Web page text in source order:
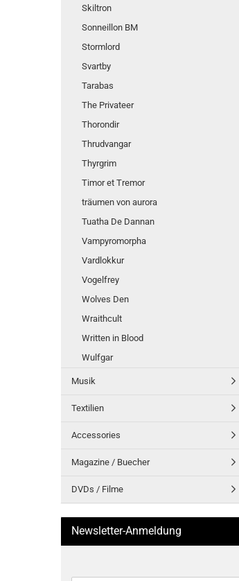
Skiltron
Sonneillon BM
Stormlord
Svartby
Tarabas
The Privateer
Thorondir
Thrudvangar
Thyrgrim
Timor et Tremor
träumen von aurora
Tuatha De Dannan
Vampyromorpha
Vardlokkur
Vogelfrey
Wolves Den
Wraithcult
Written in Blood
Wulfgar
Musik
Textilien
Accessories
Magazine / Buecher
DVDs / Filme
Newsletter-Anmeldung